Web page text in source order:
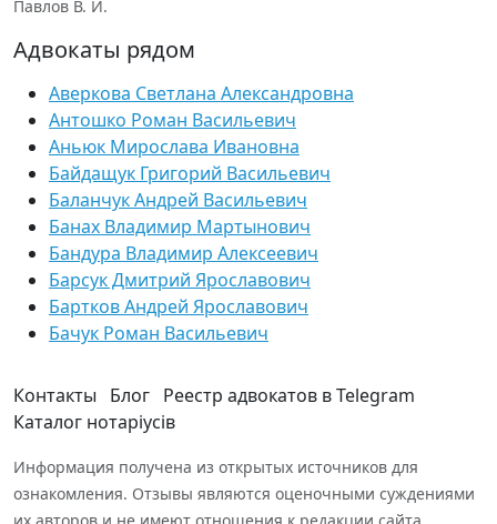
Павлов В. И.
Адвокаты рядом
Аверкова Светлана Александровна
Антошко Роман Васильевич
Аньюк Мирослава Ивановна
Байдащук Григорий Васильевич
Баланчук Андрей Васильевич
Банах Владимир Мартынович
Бандура Владимир Алексеевич
Барсук Дмитрий Ярославович
Бартков Андрей Ярославович
Бачук Роман Васильевич
Контакты Блог Реестр адвокатов в Telegram
Каталог нотаріусів
Информация получена из открытых источников для
ознакомления. Отзывы являются оценочными суждениями